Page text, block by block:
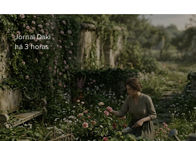
Jornal Daki
há 3 horas